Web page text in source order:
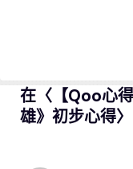
在〈【Qoo心
雄》初步心得